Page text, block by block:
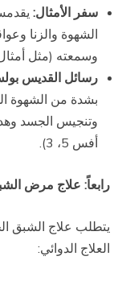
سفر الأمثال:
الشهوة والزنا
وسمعته (مثل أمثال 6: 25-29، 7: 7-
رسائل القديس
بشدة من الشهوة
أفس 5، 3).
رابعاً: علاج مرض
يتطلب علاج الشبق
العلاج الدوائي: